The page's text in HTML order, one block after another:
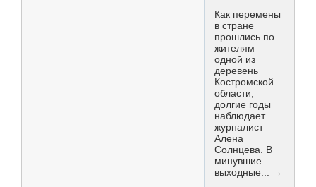
Как перемены
в стране
прошлись по
жителям
одной из
деревень
Костромской
области,
долгие годы
наблюдает
журналист
Алена
Солнцева. В
минувшие
выходные... →